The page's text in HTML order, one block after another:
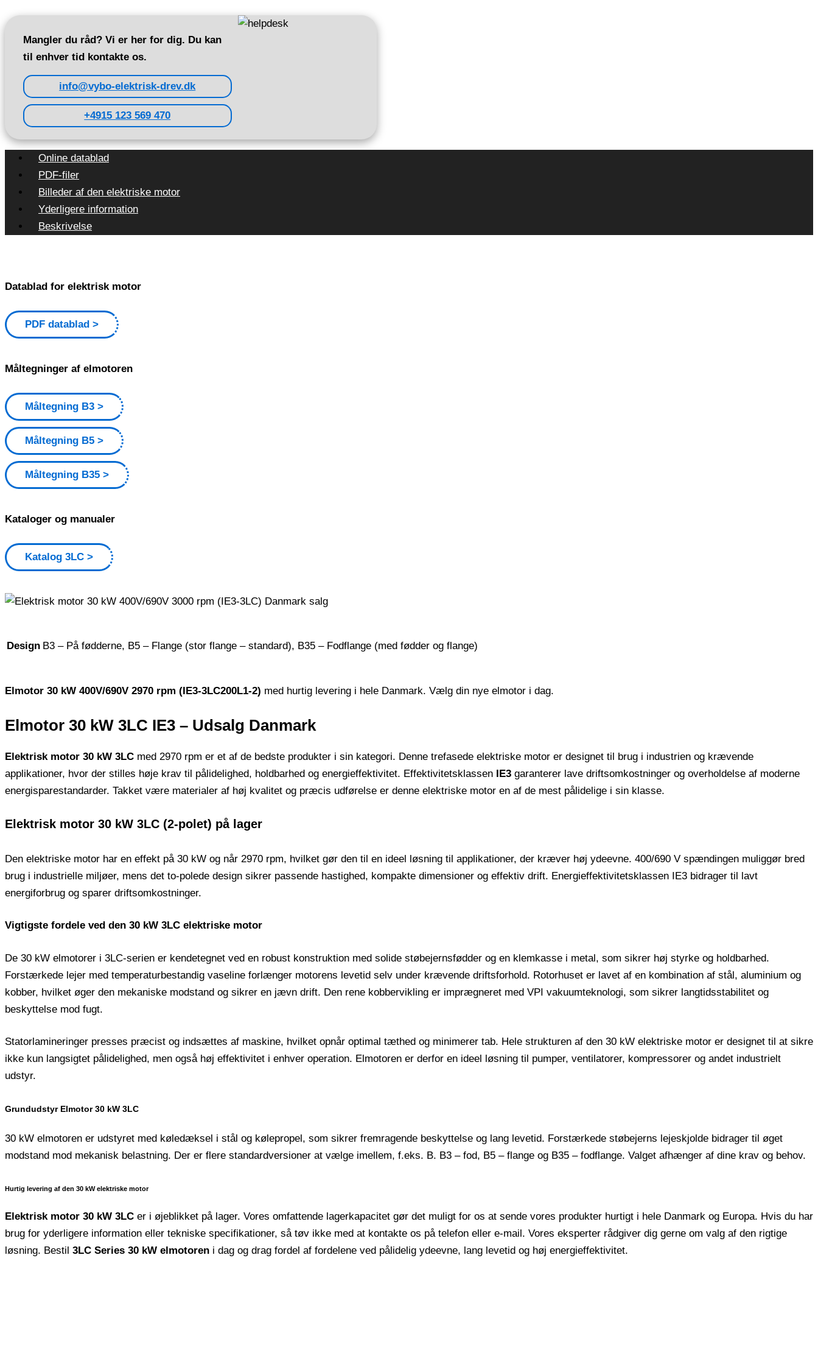
Mangler du råd? Vi er her for dig. Du kan
til enhver tid kontakte os.
info@vybo-elektrisk-drev.dk
+4915 123 569 470
Online datablad
PDF-filer
Billeder af den elektriske motor
Yderligere information
Beskrivelse
Datablad for elektrisk motor
PDF datablad
Måltegninger af elmotoren
Måltegning B3
Måltegning B5
Måltegning B35
Kataloger og manualer
Katalog 3LC
Design B3 – På fødderne, B5 – Flange (stor flange – standard), B35 – Fodflange (med fødder og flange)
Elmotor 30 kW 400V/690V 2970 rpm (IE3-3LC200L1-2) med hurtig levering i hele Danmark. Vælg din nye elmotor i dag.
Elmotor 30 kW 3LC IE3 – Udsalg Danmark
Elektrisk motor 30 kW 3LC med 2970 rpm er et af de bedste produkter i sin kategori. Denne trefasede elektriske motor er designet til brug i industrien og krævende
applikationer, hvor der stilles høje krav til pålidelighed, holdbarhed og energieffektivitet. Effektivitetsklassen
IE3 garanterer lave driftsomkostninger og overholdelse af moderne
energisparestandarder. Takket være materialer af høj kvalitet og præcis udførelse er denne elektriske motor en af ​​de mest pålidelige i sin klasse.
Elektrisk motor 30 kW 3LC (2-polet) på lager
Den elektriske motor har en effekt på 30 kW og når 2970 rpm, hvilket gør den til en ideel løsning til applikationer, der kræver høj ydeevne. 400/690 V spændingen muliggør bred
brug i industrielle miljøer, mens det to-polede design sikrer passende hastighed, kompakte dimensioner og effektiv drift. Energieffektivitetsklassen IE3 bidrager til lavt
energiforbrug og sparer driftsomkostninger.
Vigtigste fordele ved den 30 kW 3LC elektriske motor
De 30 kW elmotorer i 3LC-serien er kendetegnet ved en robust konstruktion med solide støbejernsfødder og en klemkasse i metal, som sikrer høj styrke og holdbarhed.
Forstærkede lejer med temperaturbestandig vaseline forlænger motorens levetid selv under krævende driftsforhold. Rotorhuset er lavet af en kombination af stål, aluminium og
kobber, hvilket øger den mekaniske modstand og sikrer en jævn drift. Den rene kobbervikling er imprægneret med VPI vakuumteknologi, som sikrer langtidsstabilitet og
beskyttelse mod fugt.
Statorlamineringer presses præcist og indsættes af maskine, hvilket opnår optimal tæthed og minimerer tab. Hele strukturen af ​​den 30 kW elektriske motor er designet til at sikre
ikke kun langsigtet pålidelighed, men også høj effektivitet i enhver operation. Elmotoren er derfor en ideel løsning til pumper, ventilatorer, kompressorer og andet industrielt
udstyr.
Grundudstyr Elmotor 30 kW 3LC
30 kW elmotoren er udstyret med køledæksel i stål og kølepropel, som sikrer fremragende beskyttelse og lang levetid. Forstærkede støbejerns lejeskjolde bidrager til øget
modstand mod mekanisk belastning. Der er flere standardversioner at vælge imellem, f.eks. B. B3 – fod, B5 – flange og B35 – fodflange. Valget afhænger af dine krav og behov.
Hurtig levering af den 30 kW elektriske motor
Elektrisk motor 30 kW 3LC er i øjeblikket på lager. Vores omfattende lagerkapacitet gør det muligt for os at sende vores produkter hurtigt i hele Danmark og Europa. Hvis du har
brug for yderligere information eller tekniske specifikationer, så tøv ikke med at kontakte os på telefon eller e-mail. Vores eksperter rådgiver dig gerne om valg af den rigtige
løsning. Bestil 3LC Series 30 kW elmotoren i dag og drag fordel af fordelene ved pålidelig ydeevne, lang levetid og høj energieffektivitet.